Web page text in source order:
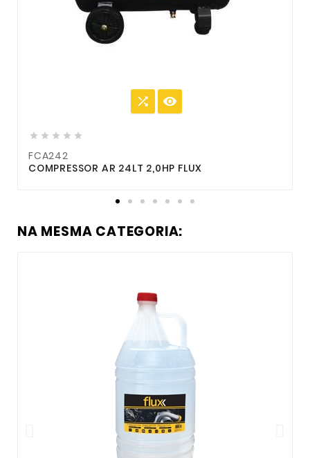
 
    
FCA242
COMPRESSOR AR 24LT 2,0HP FLUX
NA MESMA CATEGORIA: